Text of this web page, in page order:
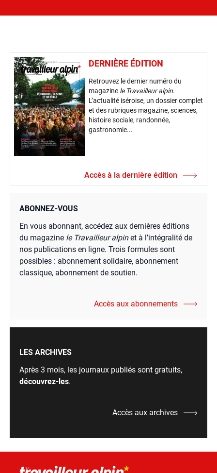
DERNIÈRE ÉDITION
Retrouvez le dernier numéro du
magazine le Travailleur alpin.
L’actualité iséroise, un dossier complet
et des rubriques magazine, sciences,
histoire sociale, randonnée,
gastronomie...
Accès à la dernière édition
ABONNEZ-VOUS
En vous abonnant, accédez aux dernières éditions
du magazine le Travailleur alpinet à l’intégralité de
nos publications en ligne. Trois formules sont
possibles : abonnement solidaire, abonnement
classique, abonnement de soutien.
Accès aux abonnements
LES ARCHIVES
Après 3 mois, les journaux publiés sont gratuits,
découvrez-les.
Accès aux archives